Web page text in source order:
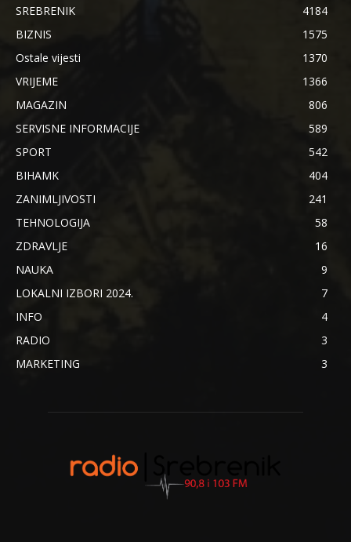
SREBRENIK
4184
BIZNIS
1575
Ostale vijesti
1370
VRIJEME
1366
MAGAZIN
806
SERVISNE INFORMACIJE
589
SPORT
542
BIHAMK
404
ZANIMLJIVOSTI
241
TEHNOLOGIJA
58
ZDRAVLJE
16
NAUKA
9
LOKALNI IZBORI 2024.
7
INFO
4
RADIO
3
MARKETING
3